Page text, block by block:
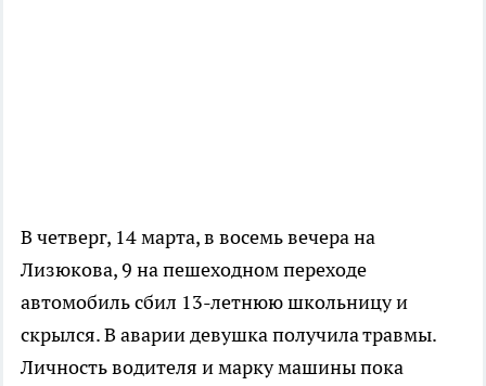
В четверг, 14 марта, в восемь вечера на
Лизюкова, 9 на пешеходном переходе
автомобиль сбил 13-летнюю школьницу и
скрылся. В аварии девушка получила травмы.
Личность водителя и марку машины пока